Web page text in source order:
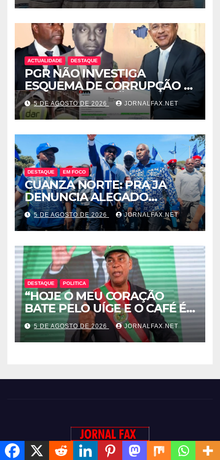
ACTUALIDADE DESTAQUE
PGR NÃO INVESTIGA
ESQUEMA DE CORRUPÇÃO E
SAQUE DE MILHÕES DO
ESTADO QUE ENVOLVE
ÓSCAR TITO CARDOSO
FERNANDES PROTEGIDO
POR EDELTRUDES COSTA
5 DE AGOSTO DE 2026 JORNALFAX.NET
DESTAQUE EM FOCO
CUANZA NORTE: PRA JA
DENUNCIA ALEGADO
ESQUEMA DE INTOLERÂNCIA
POLÍTICA ORQUESTRADO
PELO 1º SECRETÁRIO DO
MPLA JOÃO DIOGO GASPAR
5 DE AGOSTO DE 2026 JORNALFAX.NET
DESTAQUE POLITICA
“HOJE O MEU CORAÇÃO
BATE PELO UÍGE E O CAFÉ É
UMA RIQUEZA QUE DORME E
PODE DESPERTAR ANGOLA”
– DISSE ACJ PRESIDENTE DA
5 DE AGOSTO DE 2026 JORNALFAX.NET